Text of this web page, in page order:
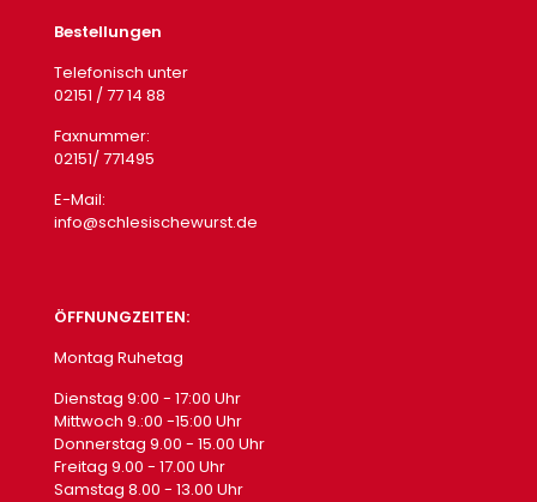
Bestellungen
Telefonisch unter
02151 / 77 14 88
Faxnummer:
02151/ 771495
E-Mail:
info@schlesischewurst.de
ÖFFNUNGZEITEN:
Montag Ruhetag
Dienstag 9:00 - 17:00 Uhr
Mittwoch 9.:00 -15:00 Uhr
Donnerstag 9.00 - 15.00 Uhr
Freitag 9.00 - 17.00 Uhr
Samstag 8.00 - 13.00 Uhr